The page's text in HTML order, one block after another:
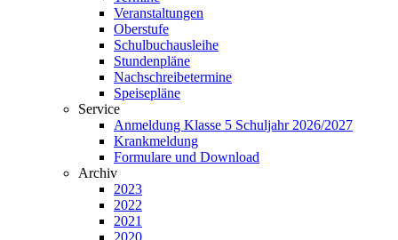
Veranstaltungen
Oberstufe
Schulbuchausleihe
Stundenpläne
Nachschreibetermine
Speisepläne
Service
Anmeldung Klasse 5 Schuljahr 2026/2027
Krankmeldung
Formulare und Download
Archiv
2023
2022
2021
2020